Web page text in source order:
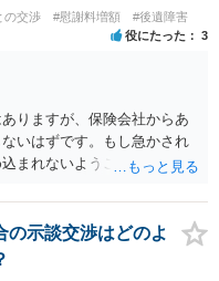
月から既に１年半年程度経
をしておきたいところで
もあるため、依頼の対応が
方法等を参考に進め方を相
の交渉 #慰謝料増額 #後遺障害
役にたった 3
りますが、保険会社からあ
いはずです。もし急かされ
まれないようご注意下さ
の示談交渉はどのよ